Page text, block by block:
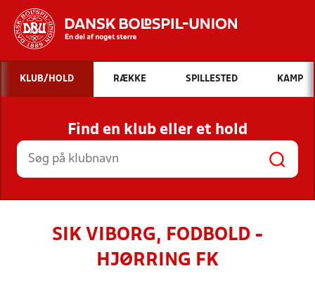
Hvad vil du søge efter?
INDHOLD OG NYHEDER
STILLINGER, RESULTATER, KLUBBER OG
HOLD
KLUB/HOLD RÆKKE SPILLESTED KAMP
Find en klub eller et hold
SIK VIBORG, FODBOLD -
HJØRRING FK